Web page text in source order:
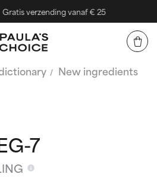
Gratis verzending vanaf € 25
New ingredients
7